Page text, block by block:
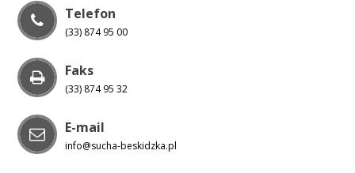
Telefon
(33) 874 95 00
Faks
(33) 874 95 32
E-mail
info@sucha-beskidzka.pl